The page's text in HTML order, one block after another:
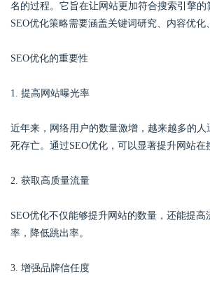
名的过程。它旨在让网站更加符合搜索引擎
SEO优化策略需要涵盖关键词研究、内容优
SEO优化的重要性
1. 提高网站曝光率
近年来，网络用户的数量激增，越来越多的
死存亡。通过SEO优化，可以显著提升网站
2. 获取高质量流量
SEO优化不仅能够提升网站的数量，还能提
率，降低跳出率。
3. 增强品牌信任度